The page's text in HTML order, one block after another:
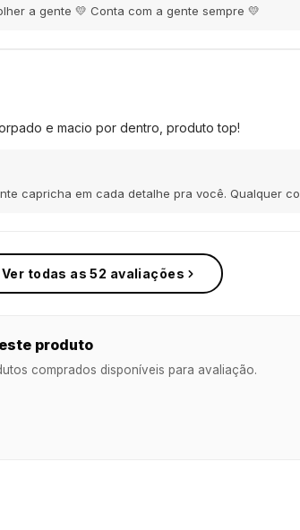
a gente 💛 Conta com a gente sempre 💛
e macio por dentro, produto top!
capricha em cada detalhe pra você. Qualquer
Ver todas as 52 avaliações
produto
comprados disponíveis para avaliação.